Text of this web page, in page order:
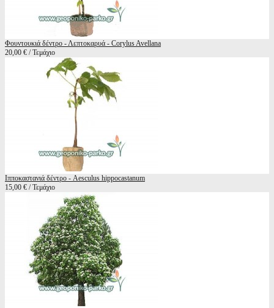
Φουντουκιά δέντρο - Λεπτοκαρυά - Corylus Avellana
20,00 € / Τεμάχιο
Ιπποκαστανιά δέντρο - Aesculus hippocastanum
15,00 € / Τεμάχιο